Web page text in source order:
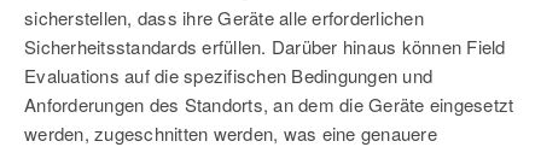
sicherstellen, dass ihre Geräte alle erforderlichen
Sicherheitsstandards erfüllen. Darüber hinaus können Field
Evaluations auf die spezifischen Bedingungen und
Anforderungen des Standorts, an dem die Geräte eingesetzt
werden, zugeschnitten werden, was eine genauere